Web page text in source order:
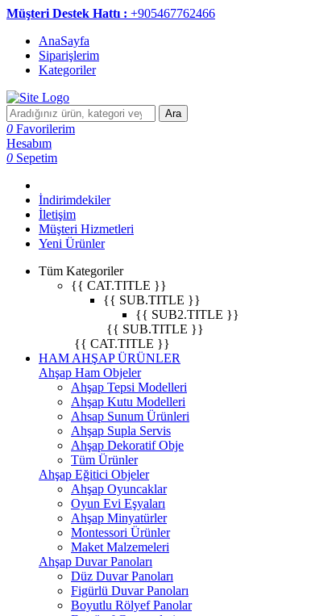
Müşteri Destek Hattı : +905467762466
AnaSayfa
Siparişlerim
Kategoriler
Ara
0 Favorilerim
Hesabım
0 Sepetim
İndirimdekiler
İletişim
Müşteri Hizmetleri
Yeni Ürünler
Tüm Kategoriler
{{ CAT.TITLE }}
{{ SUB.TITLE }}
{{ SUB2.TITLE }}
{{ SUB.TITLE }}
{{ CAT.TITLE }}
HAM AHŞAP ÜRÜNLER
Ahşap Ham Objeler
Ahşap Tepsi Modelleri
Ahşap Kutu Modelleri
Ahsap Sunum Ürünleri
Ahşap Supla Servis
Ahşap Dekoratif Obje
Tüm Ürünler
Ahşap Eğitici Objeler
Ahşap Oyuncaklar
Oyun Evi Eşyaları
Ahşap Minyatürler
Montessori Ürünler
Maket Malzemeleri
Ahşap Duvar Panoları
Düz Duvar Panoları
Figürlü Duvar Panoları
Boyutlu Rölyef Panolar